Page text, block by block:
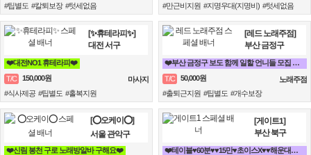
#팁별도 #칼퇴보장 #텃세없음
#만근비지원 #지명우대(지명비) #텃세없음
[✨휴테라피✨]
대전 서구
❤️대전NO1 휴테라피❤️
T/C
150,000원
마사지
#식사제공 #팁별도 #홀복지원
[레드 노래주점]
부산 금정구
❤️부산 금정구 보도 함께 일할 언니들 모집 노래방알바❤️
T/C
50,000원
노래주점
#출퇴근지원 #팁별도 #개수보장
[⭕오케이⭕]
서울 관악구
❤️신림 봉천 구로 노래방알바 구해요❤️
[게이트1]
부산 북구
❤️테이블♥60분♥♥15만♥초이스X♥♥해운대서면연산동동래하단온천장룸빠룸싸롱❤️